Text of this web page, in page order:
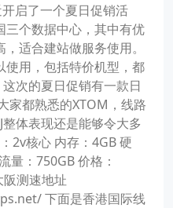
启了一个夏日促销活
三个数据中心，其中有优
适合建站做服务使用。
使用，包括特价机型，都
次的夏日促销有一款日
家都熟悉的XTOM，线路
体表现还是能够令大多
2v核心 内存：4GB 硬
量：750GB 价格：
测速地址
下面是香港国际线